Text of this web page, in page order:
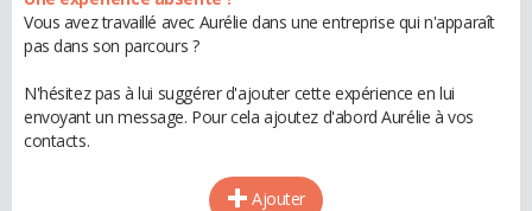
Vous avez travaillé avec Aurélie dans une entreprise qui n'apparaît
pas dans son parcours ?
N'hésitez pas à lui suggérer d'ajouter cette expérience en lui
envoyant un message. Pour cela ajoutez d'abord Aurélie à vos
contacts.
Ajouter